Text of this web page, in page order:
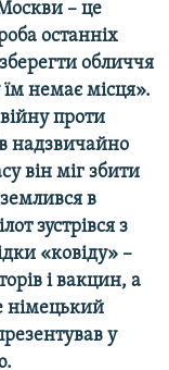
– це
останніх
обличчя
немає місця».
проти
надзвичайно
він міг збити
в
зустрівся з
«ковіду» –
і вакцин, а
німецький
у